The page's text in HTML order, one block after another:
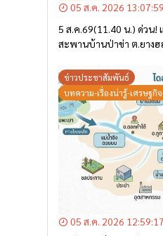
05 ส.ค. 2026 13:07:59
5 ส.ค.69(11.40 น.) ด่วน!
สะพานบ้านป่าข่า ต.ยางฮ
ข่าวประชาสัมพันธ์
บทความ-เรื่องน่ารู้-เศรษฐกิ
05 ส.ค. 2026 12:59:17